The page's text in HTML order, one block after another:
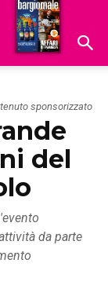
Hoteldomani
sponsorizzato
del
da parte